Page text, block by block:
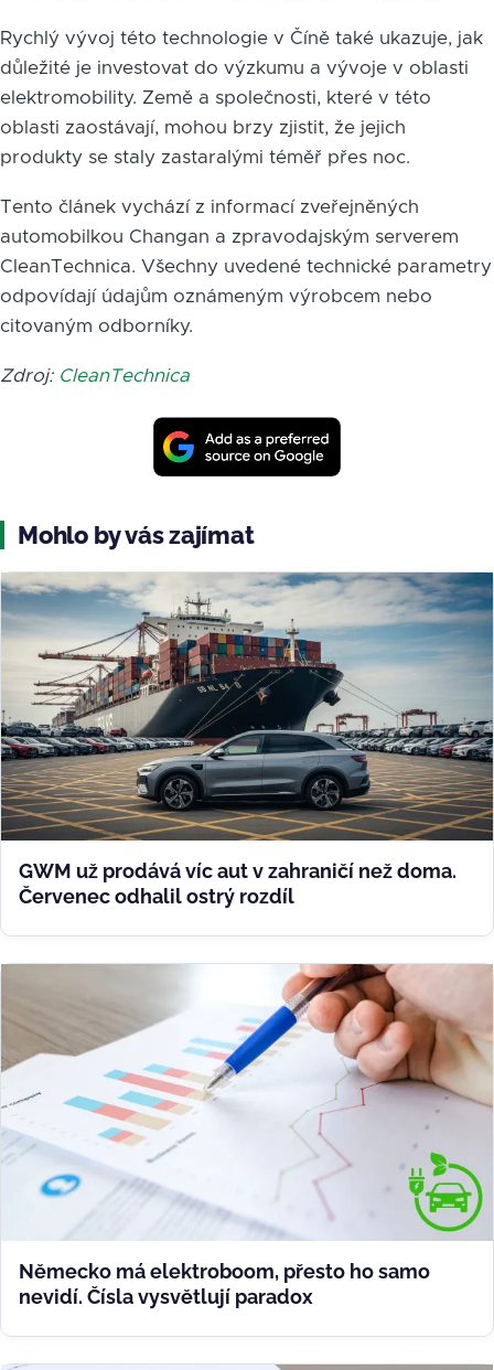
Rychlý vývoj této technologie v Číně také ukazuje, jak
důležité je investovat do výzkumu a vývoje v oblasti
elektromobility. Země a společnosti, které v této
oblasti zaostávají, mohou brzy zjistit, že jejich
produkty se staly zastaralými téměř přes noc.
Tento článek vychází z informací zveřejněných
automobilkou Changan a zpravodajským serverem
CleanTechnica. Všechny uvedené technické parametry
odpovídají údajům oznámeným výrobcem nebo
citovaným odborníky.
Zdroj: CleanTechnica
Mohlo by vás zajímat
GWM už prodává víc aut v zahraničí než doma.
Červenec odhalil ostrý rozdíl
Německo má elektroboom, přesto ho samo
nevidí. Čísla vysvětlují paradox